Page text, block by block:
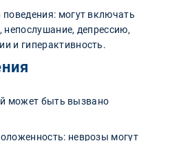
могут включать
непослушание, депрессию,
и гиперактивность.
может быть вызвано
неврозы могут